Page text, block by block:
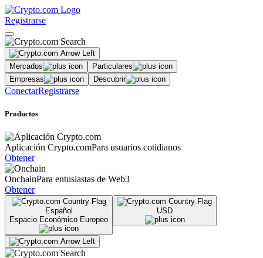
Registrarse
Mercados
Particulares
Empresas
Descubrir
ConectarRegistrarse
Productos
Aplicación Crypto.comPara usuarios cotidianos
Obtener
OnchainPara entusiastas de Web3
Obtener
Español
Espacio Económico Europeo
USD